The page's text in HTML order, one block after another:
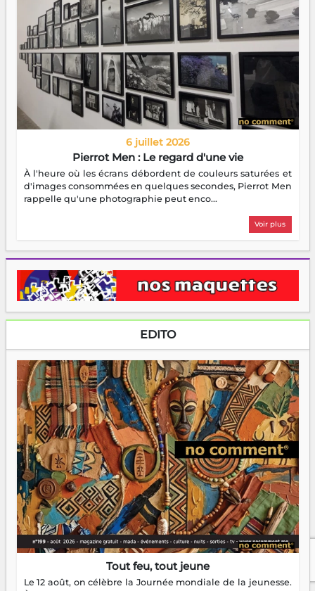
6 juillet 2026
Pierrot Men : Le regard d'une vie
À l'heure où les écrans débordent de couleurs saturées et
d'images consommées en quelques secondes, Pierrot Men
rappelle qu'une photographie peut enco...
Voir plus
EDITO
Tout feu, tout jeune
Le 12 août, on célèbre la Journée mondiale de la jeunesse.